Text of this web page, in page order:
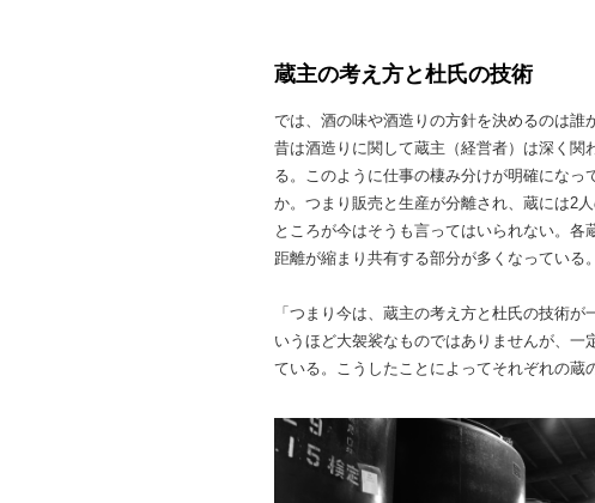
蔵主の考え方と杜氏の技術
では、酒の味や酒造りの方針を決めるのは誰
昔は酒造りに関して蔵主（経営者）は深く
る。このように仕事の棲み分けが明確にな
か。つまり販売と生産が分離され、蔵には2
ところが今はそうも言ってはいられない。
距離が縮まり共有する部分が多くなっている。
「つまり今は、蔵主の考え方と杜氏の技術
いうほど大袈裟なものではありませんが、
ている。こうしたことによってそれぞれの蔵